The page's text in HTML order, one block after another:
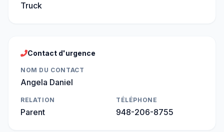
Truck
Contact d'urgence
NOM DU CONTACT
Angela Daniel
RELATION
Parent
TÉLÉPHONE
948-206-8755